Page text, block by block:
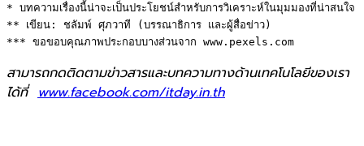
* บทความเรื่องนี้น่าจะเป็นประโยชน์สำหรับการวิเคราะห์ในมุมมองที่น่าสนใจ
** เขียน: ชลัมพ์ ศุภวาที (บรรณาธิการ และผู้สื่อข่าว)
*** ขอขอบคุณภาพประกอบบางส่วนจาก www.pexels.com
สามารถกดติดตามข่าวสารและบทความทางด้านเทคโนโลยีของเรา
ได้ที่ www.facebook.com/itday.in.th